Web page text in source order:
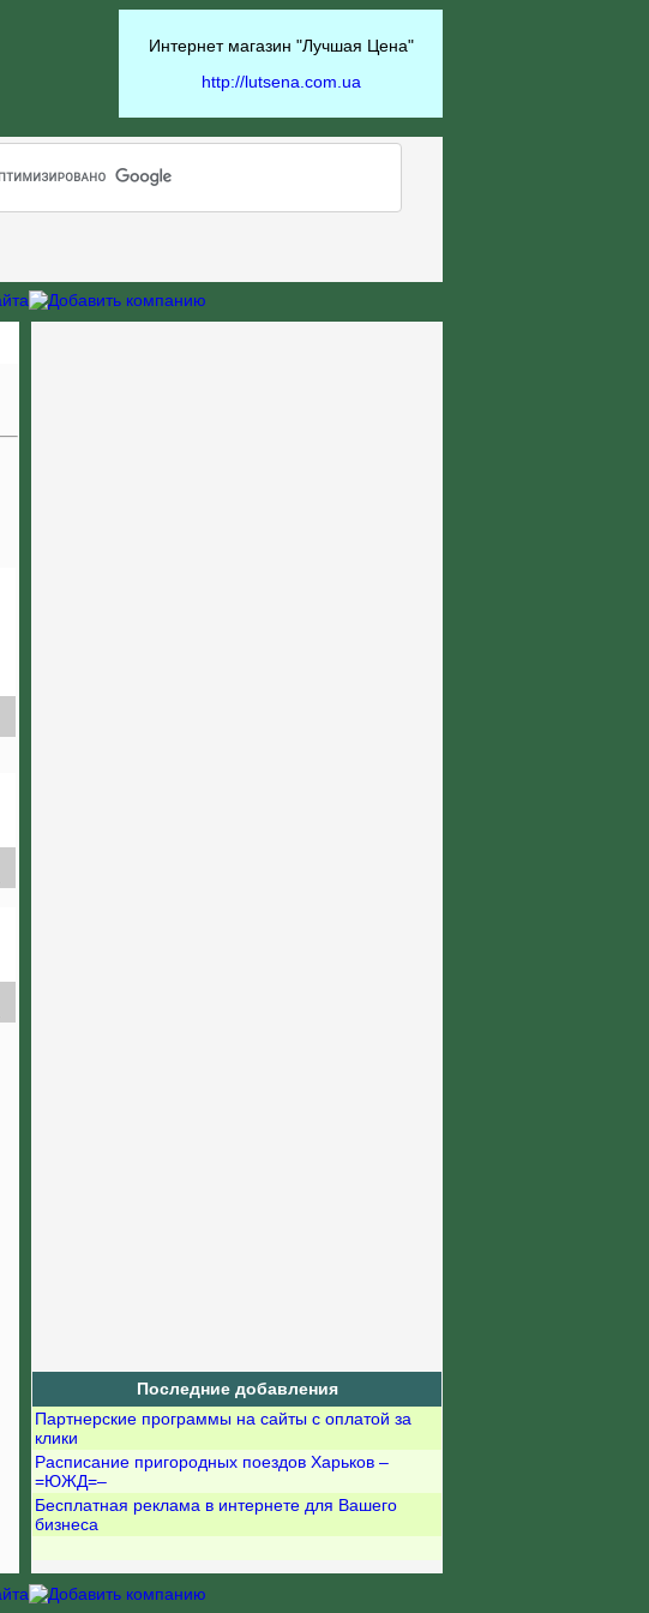
Интернет магазин "Лучшая Цена"
http://lutsena.com.ua
Последние добавления
Партнерские программы на сайты с оплатой за
клики
Расписание пригородных поездов Харьков –
=ЮЖД=–
Бесплатная реклама в интернете для Вашего
бизнеса